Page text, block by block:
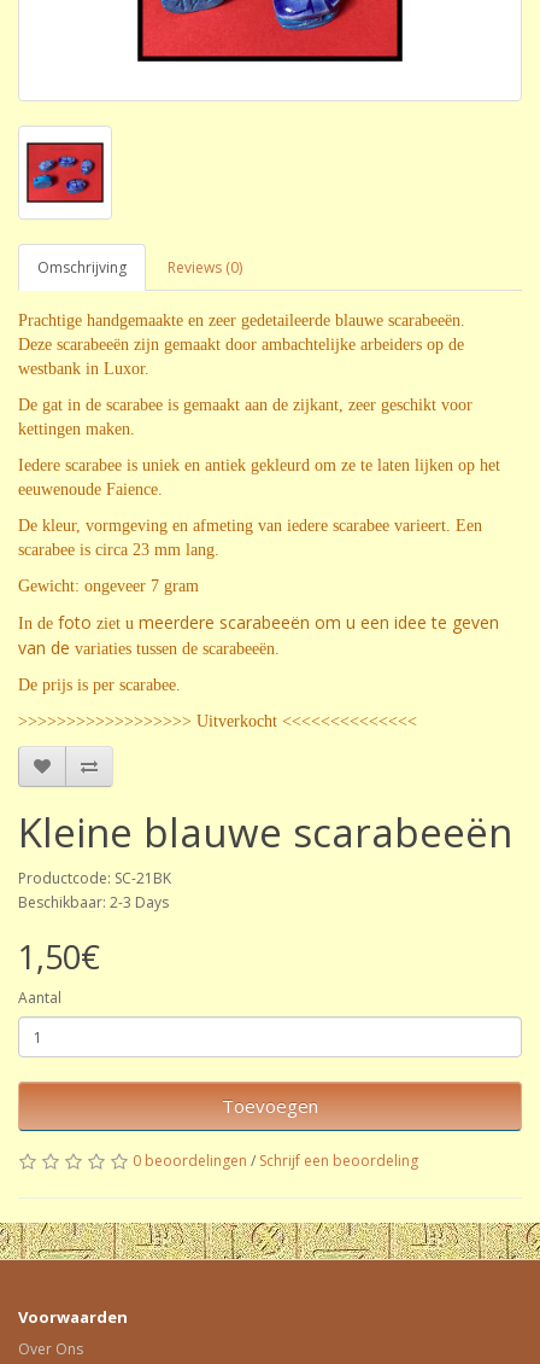
Omschrijving Reviews (0)
Prachtige handgemaakte en zeer gedetaileerde blauwe scarabeeën.
Deze scarabeeën zijn gemaakt door ambachtelijke arbeiders op de
westbank in Luxor.
De gat in de scarabee is gemaakt aan de zijkant, zeer geschikt voor
kettingen maken.
Iedere scarabee is uniek en antiek gekleurd om ze te laten lijken op het
eeuwenoude Faience.
De kleur, vormgeving en afmeting van iedere scarabee varieert. Een
scarabee is circa 23 mm lang.
Gewicht: ongeveer 7 gram
In de foto ziet u meerdere scarabeeën om u een idee te geven
van de variaties tussen de scarabeeën.
De prijs is per scarabee.
>>>>>>>>>>>>>>>>>> Uitverkocht <<<<<<<<<<<<<<
Kleine blauwe scarabeeën
Productcode: SC-21BK
Beschikbaar: 2-3 Days
1,50€
Aantal
Toevoegen
0 beoordelingen / Schrijf een beoordeling
Voorwaarden
Over Ons